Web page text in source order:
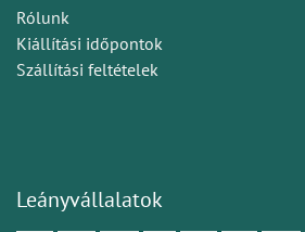
Rólunk
Kiállítási időpontok
Szállítási feltételek
Leányvállalatok